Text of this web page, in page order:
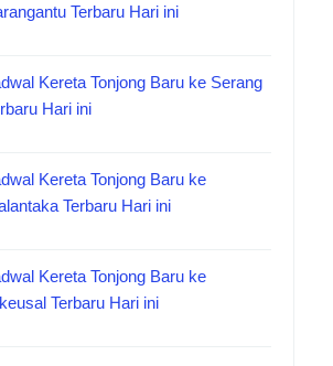
Terbaru Hari ini
Kereta Tonjong Baru ke Serang
Hari ini
Kereta Tonjong Baru ke
Terbaru Hari ini
Kereta Tonjong Baru ke
Terbaru Hari ini